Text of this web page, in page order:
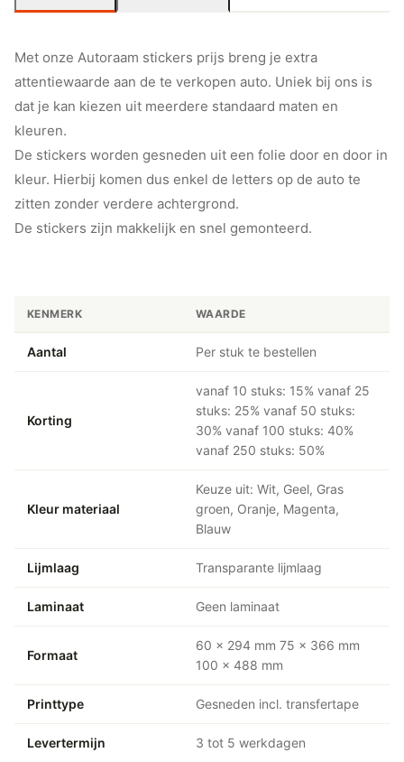
Met onze Autoraam stickers prijs breng je extra
attentiewaarde aan de te verkopen auto. Uniek bij ons is
dat je kan kiezen uit meerdere standaard maten en
kleuren.
De stickers worden gesneden uit een folie door en door in
kleur. Hierbij komen dus enkel de letters op de auto te
zitten zonder verdere achtergrond.
De stickers zijn makkelijk en snel gemonteerd.
KENMERK WAARDE
Aantal Per stuk te bestellen
Korting
vanaf 10 stuks: 15% vanaf 25
stuks: 25% vanaf 50 stuks:
30% vanaf 100 stuks: 40%
vanaf 250 stuks: 50%
Kleur materiaal
Keuze uit: Wit, Geel, Gras
groen, Oranje, Magenta,
Blauw
Lijmlaag Transparante lijmlaag
Laminaat Geen laminaat
Formaat
60 x 294 mm 75 x 366 mm
100 x 488 mm
Printtype Gesneden incl. transfertape
Levertermijn 3 tot 5 werkdagen